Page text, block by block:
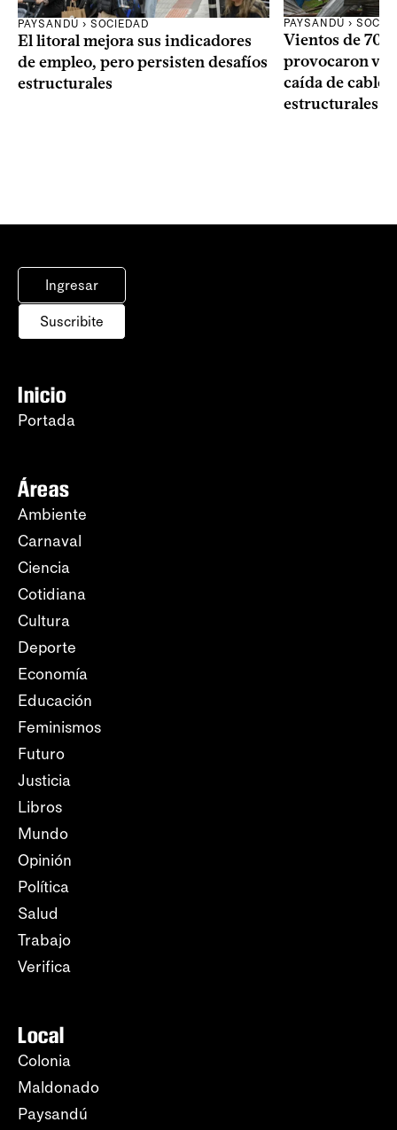
PAYSANDÚ › SOCIEDAD
El litoral mejora sus indicadores
de empleo, pero persisten desafíos
estructurales
PAYSANDÚ ›
Vientos de 70
provocaron
caída de cables
estructurales
Ingresar
Suscribite
Inicio
Portada
Áreas
Ambiente
Carnaval
Ciencia
Cotidiana
Cultura
Deporte
Economía
Educación
Feminismos
Futuro
Justicia
Libros
Mundo
Opinión
Política
Salud
Trabajo
Verifica
Local
Colonia
Maldonado
Paysandú